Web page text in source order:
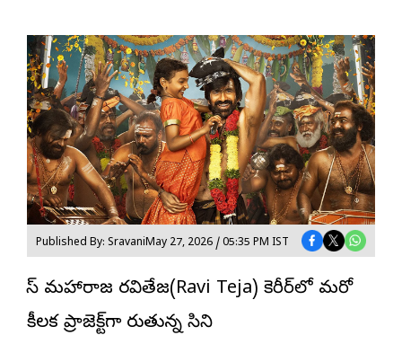
Published By: SravaniMay 27, 2026 / 05:35 PM IST
మాస్ మహారాజ ర‌వితేజ‌(Ravi Teja) కెరీర్‌లో మరో
కీలక ప్రాజెక్ట్‌గా మారుతున్న సినిమా